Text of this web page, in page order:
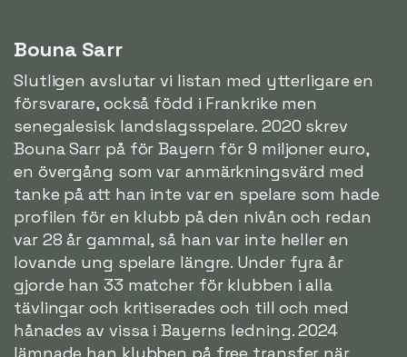
Bouna Sarr
Slutligen avslutar vi listan med ytterligare en
försvarare, också född i Frankrike men
senegalesisk landslagsspelare. 2020 skrev
Bouna Sarr på för Bayern för 9 miljoner euro,
en övergång som var anmärkningsvärd med
tanke på att han inte var en spelare som hade
profilen för en klubb på den nivån och redan
var 28 år gammal, så han var inte heller en
lovande ung spelare längre. Under fyra år
gjorde han 33 matcher för klubben i alla
tävlingar och kritiserades och till och med
hånades av vissa i Bayerns ledning. 2024